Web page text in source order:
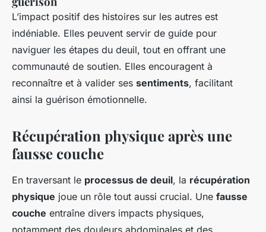
L’impact positif des histoires sur les autres est
indéniable. Elles peuvent servir de guide pour
naviguer les étapes du deuil, tout en offrant une
communauté de soutien. Elles encouragent à
reconnaître et à valider ses sentiments, facilitant
ainsi la guérison émotionnelle.
Récupération physique après une
fausse couche
En traversant le processus de deuil, la récupération
physique joue un rôle tout aussi crucial. Une fausse
couche entraîne divers impacts physiques,
notamment des douleurs abdominales et des